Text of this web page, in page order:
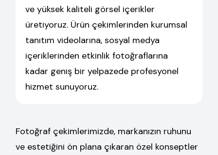
ve yüksek kaliteli görsel içerikler
üretiyoruz. Ürün çekimlerinden kurumsal
tanıtım videolarına, sosyal medya
içeriklerinden etkinlik fotoğraflarına
kadar geniş bir yelpazede profesyonel
hizmet sunuyoruz.
Fotoğraf çekimlerimizde, markanızın ruhunu
ve estetiğini ön plana çıkaran özel konseptler